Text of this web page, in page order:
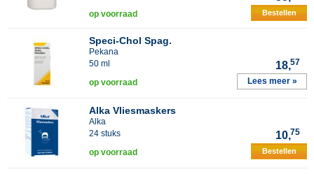
op voorraad Bestellen
Speci-Chol Spag.
Pekana
50 ml
18,57
op voorraad Lees meer »
Alka Vliesmaskers
Alka
24 stuks
10,75
op voorraad Bestellen